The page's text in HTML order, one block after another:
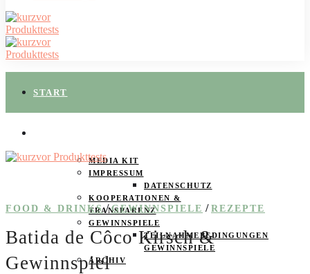
START
MEDIA KIT
IMPRESSUM
DATENSCHUTZ
KOOPERATIONEN &
TRANSPARENZ
GEWINNSPIELE
TEILNAHMEBEDINGUNGEN
GEWINNSPIELE
ARCHIV
FOOD & DRINKS / GEWINNSPIELE / REZEPTE
Batida de Côco Kirsch &
Gewinnspiel